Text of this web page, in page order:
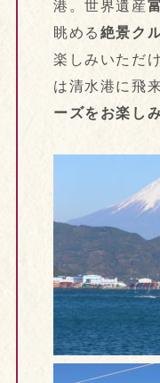
港。世界遺産
眺める絶景ク
楽しみいただ
は清水港に飛
ーズをお楽し